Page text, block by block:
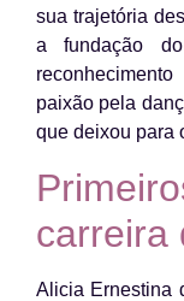
sua trajetória
a fundação
paixão pela
que deixou para
carreira
Alicia Ernestina